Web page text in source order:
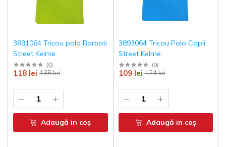
Va rugam sa rezolvati urmatoarea functie matematica: 8 * 3
Abonati-va
Don't show this popup again
3891064 Tricou polo Barbati
Street Kelme
(0)
135 lei
118 lei
Adaugă in coş
3893064 Tricou Polo Copii
Street Kelme
(0)
124 lei
109 lei
Adaugă in coş